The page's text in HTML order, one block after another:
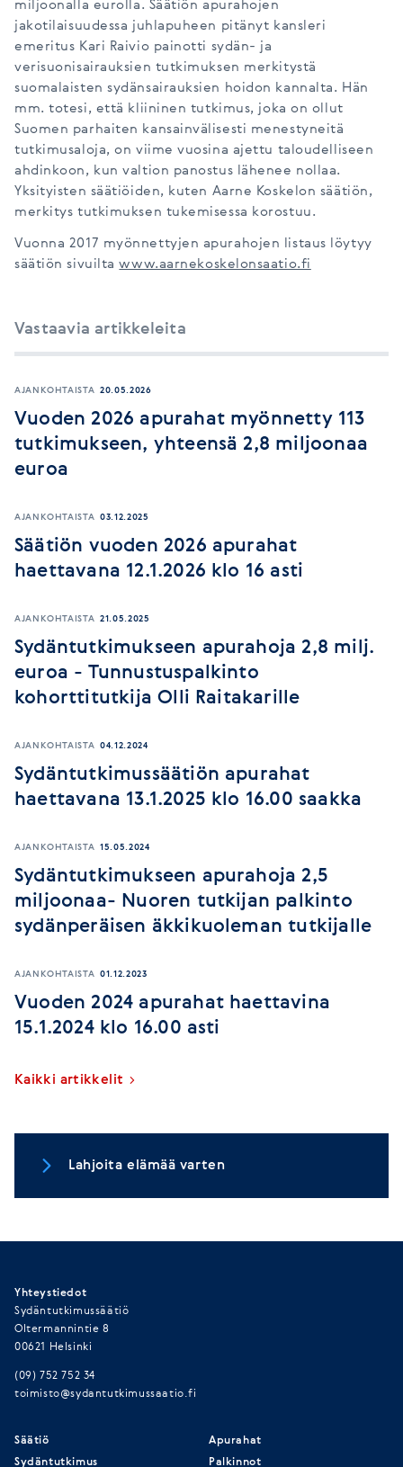
miljoonalla eurolla. Säätiön apurahojen
jakotilaisuudessa juhlapuheen pitänyt kansleri
emeritus Kari Raivio painotti sydän- ja
verisuonisairauksien tutkimuksen merkitystä
suomalaisten sydänsairauksien hoidon kannalta. Hän
mm. totesi, että kliininen tutkimus, joka on ollut
Suomen parhaiten kansainvälisesti menestyneitä
tutkimusaloja, on viime vuosina ajettu taloudelliseen
ahdinkoon, kun valtion panostus lähenee nollaa.
Yksityisten säätiöiden, kuten Aarne Koskelon säätiön,
merkitys tutkimuksen tukemisessa korostuu.
Vuonna 2017 myönnettyjen apurahojen listaus löytyy
säätiön sivuiltawww.aarnekoskelonsaatio.fi
Vastaavia artikkeleita
AJANKOHTAISTA 20.05.2026
Vuoden 2026 apurahat myönnetty 113
tutkimukseen, yhteensä 2,8 miljoonaa
euroa
AJANKOHTAISTA 03.12.2025
Säätiön vuoden 2026 apurahat
haettavana 12.1.2026 klo 16 asti
AJANKOHTAISTA 21.05.2025
Sydäntutkimukseen apurahoja 2,8 milj.
euroa - Tunnustuspalkinto
kohorttitutkija Olli Raitakarille
AJANKOHTAISTA 04.12.2024
Sydäntutkimussäätiön apurahat
haettavana 13.1.2025 klo 16.00 saakka
AJANKOHTAISTA 15.05.2024
Sydäntutkimukseen apurahoja 2,5
miljoonaa- Nuoren tutkijan palkinto
sydänperäisen äkkikuoleman tutkijalle
AJANKOHTAISTA 01.12.2023
Vuoden 2024 apurahat haettavina
15.1.2024 klo 16.00 asti
Kaikki artikkelit
Lahjoita elämää varten
Yhteystiedot
Sydäntutkimussäätiö
Oltermannintie 8
00621 Helsinki
(09) 752 752 34
toimisto@sydantutkimussaatio.fi
Säätiö
Sydäntutkimus
Apurahat
Palkinnot